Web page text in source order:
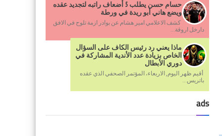
حسام حسن يطلب 5 أضعاف راتبه لتجديد عقده
ويضع هاني أبو ريدة في ورطة
كشف الاعلامي امير هشام عن بوادر ازمة تلوح في الافق
دارخل اروقة...
ماذا يعني رد رئيس الكاف على السؤال
الخاص بزيادة عدد الأندية المشاركة في
دوري الأبطال
أقيم ظهر اليوم, الاربعاء، المؤتمر الصحفي الذي عقده
باتريس...
ads